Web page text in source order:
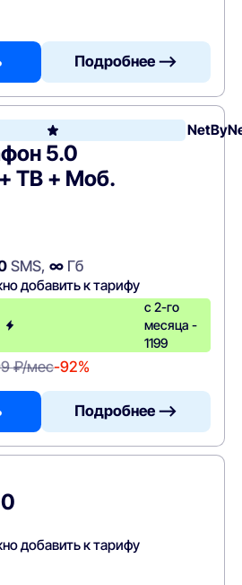
Подробнее —>
5.0
ТВ + Моб.
SMS, ∞Гб
добавить к тарифу
с 2-го
месяца -
1199
₽/мес-92%
Подробнее —>
добавить к тарифу